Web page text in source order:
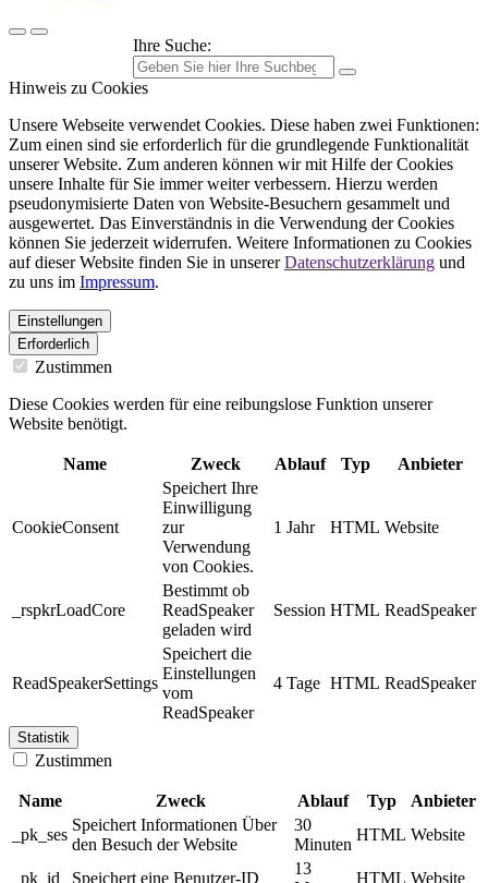
Ihre Suche:
Hinweis zu Cookies
Unsere Webseite verwendet Cookies. Diese haben zwei Funktionen:
Zum einen sind sie erforderlich für die grundlegende Funktionalität
unserer Website. Zum anderen können wir mit Hilfe der Cookies
unsere Inhalte für Sie immer weiter verbessern. Hierzu werden
pseudonymisierte Daten von Website-Besuchern gesammelt und
ausgewertet. Das Einverständnis in die Verwendung der Cookies
können Sie jederzeit widerrufen. Weitere Informationen zu Cookies
auf dieser Website finden Sie in unsererDatenschutzerklärung und
zu uns im Impressum.
Einstellungen
Erforderlich
Zustimmen
Diese Cookies werden für eine reibungslose Funktion unserer
Website benötigt.
Name Zweck Ablauf Typ Anbieter
CookieConsent
Speichert Ihre
Einwilligung
zur
Verwendung
von Cookies.
1 Jahr HTML Website
_rspkrLoadCore
Bestimmt ob
ReadSpeaker
geladen wird
Session HTML ReadSpeaker
ReadSpeakerSettings
Speichert die
Einstellungen
vom
ReadSpeaker
4 Tage HTML ReadSpeaker
Statistik
Zustimmen
Name Zweck Ablauf Typ
Anbieter
_pk_ses
Speichert Informationen Über
den Besuch der Website
30
Minuten
HTML Website
_pk_id Speichert eine Benutzer-ID
13
HTML Website